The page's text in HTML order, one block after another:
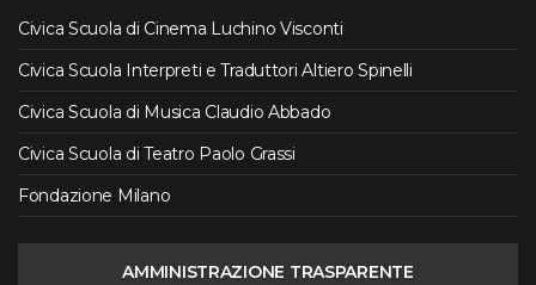
Civica Scuola di Cinema Luchino Visconti
Civica Scuola Interpreti e Traduttori Altiero Spinelli
Civica Scuola di Musica Claudio Abbado
Civica Scuola di Teatro Paolo Grassi
Fondazione Milano
AMMINISTRAZIONE TRASPARENTE